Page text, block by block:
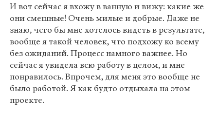
И вот сейчас я вхожу в ванную и вижу: какие же
они смешные! Очень милые и добрые. Даже не
знаю, чего бы мне хотелось видеть в результате,
вообще я такой человек, что подхожу ко всему
без ожиданий. Процесс намного важнее. Но
сейчас я увидела всю работу в целом, и мне
понравилось. Впрочем, для меня это вообще не
было работой. Я как будто отдыхала на этом
проекте.